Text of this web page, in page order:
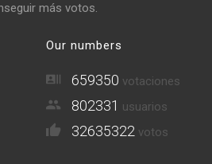
más votos.
Our numbers
659350 votaciones
802331 usuarios
32635322 votos